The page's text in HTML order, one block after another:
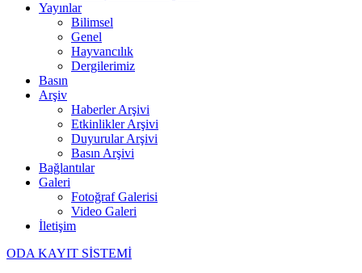
Yayınlar
Bilimsel
Genel
Hayvancılık
Dergilerimiz
Basın
Arşiv
Haberler Arşivi
Etkinlikler Arşivi
Duyurular Arşivi
Basın Arşivi
Bağlantılar
Galeri
Fotoğraf Galerisi
Video Galeri
İletişim
ODA KAYIT SİSTEMİ